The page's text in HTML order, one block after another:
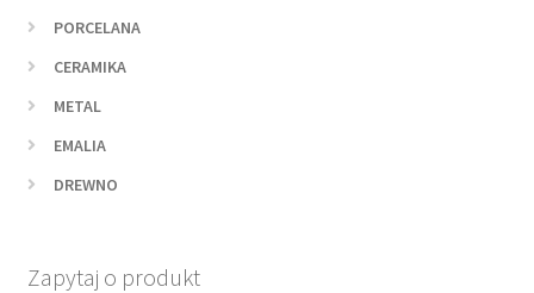
PORCELANA
CERAMIKA
METAL
EMALIA
DREWNO
Zapytaj o produkt